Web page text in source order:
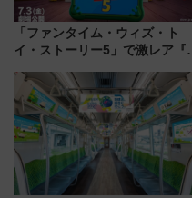
「ファンタイム・ウィズ・ト
イ・ストーリー5」で激レア『
デコレーションも徹底解説